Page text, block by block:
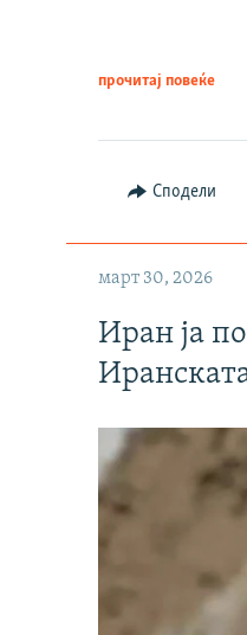
прочитај повеќе
Сподели
март 30, 2026
Иран ја